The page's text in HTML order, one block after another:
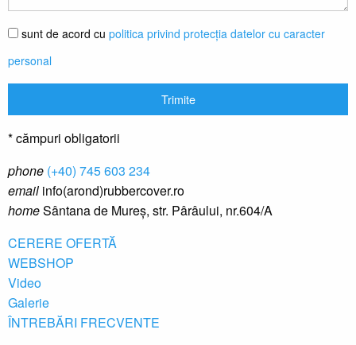
sunt de acord cu politica privind protecția datelor cu caracter
personal
* cămpuri obligatorii
phone (+40) 745 603 234
email info(arond)rubbercover.ro
homeSântana de Mureș, str. Pârâului, nr.604/A
CERERE OFERTĂ
WEBSHOP
Video
Galerie
ÎNTREBĂRI FRECVENTE